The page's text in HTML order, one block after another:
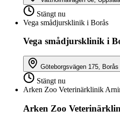
Stängt nu
Vega smådjursklinik i Borås
Vega smådjursklinik i
Göteborgsvägen 175, Borås
Stängt nu
Arken Zoo Veterinärklinik
Arken Zoo